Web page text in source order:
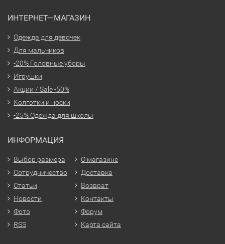
ИНТЕРНЕТ—МАГАЗИН
Одежда для девочек
Для мальчиков
-20% Головные уборы
Игрушки
Акции / Sale -50%
Колготки и носки
-25% Одежда для школы
ИНФОРМАЦИЯ
Выбор размера
Сотрудничество
Статьи
Новости
Фото
RSS
О магазине
Доставка
Возврат
Контакты
Форум
Карта сайта